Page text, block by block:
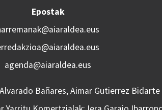
Epostak
agenda@aiaraldea.eus
Bañares, Aimar Gutierrez